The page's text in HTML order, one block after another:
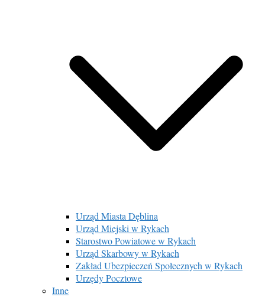
Urząd Miasta Dęblina
Urząd Miejski w Rykach
Starostwo Powiatowe w Rykach
Urząd Skarbowy w Rykach
Zakład Ubezpieczeń Społecznych w Rykach
Urzędy Pocztowe
Inne